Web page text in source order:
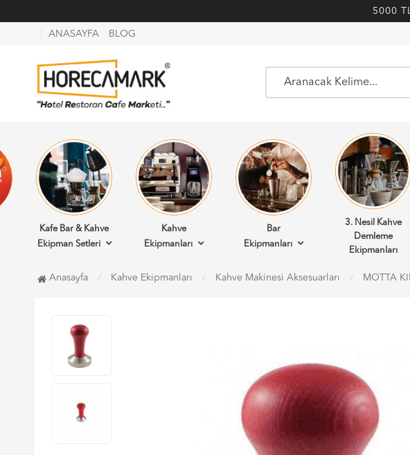
5000
ANASAYFA BLOG
Kafe Bar & Kahve
Ekipman Setleri
Kahve
Ekipmanları
Bar
Ekipmanları
3. Nesil Kahve
Demleme
Ekipmanları
Anasayfa Kahve Ekipmanları Kahve Makinesi Aksesuarları MOTTA